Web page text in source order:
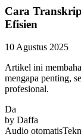
Cara
Efisien
10 Agustus 2025
Artikel ini
mengapa penting,
profesional.
Da
by Daffa
Audio otomatis